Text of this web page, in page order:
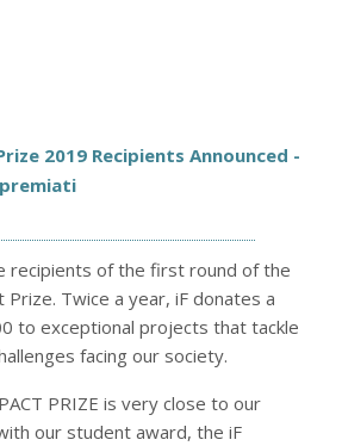
2019 Recipients Announced -
recipients of the first round of the
Prize. Twice a year, iF donates a
to exceptional projects that tackle
facing our society.
PRIZE is very close to our
our student award, the iF